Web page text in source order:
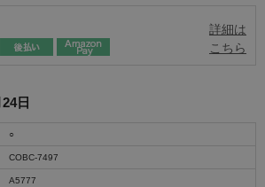
詳細は
こちら
日
○
COBC-7497
A5777